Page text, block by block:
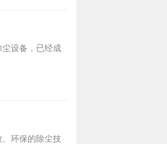
设备，已经成
环保的除尘技